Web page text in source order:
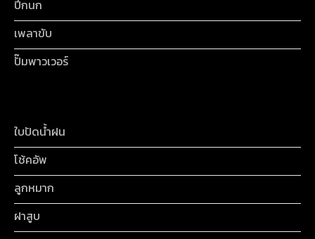
ปีกนก
เพลาขับ
ปั๊มพาวเวอร์
ใบปัดน้ำฝน
โช้คอัพ
ลูกหมาก
ฝาสูบ